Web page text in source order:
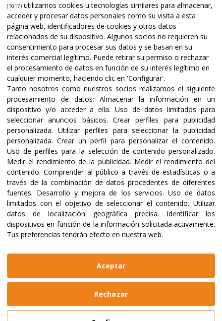
Certificaciones y acreditaciones
Manual de identidad
Web realizada porBikuma
(1017) utilizamos cookies u tecnologías similares para almacenar,
acceder y procesar datos personales como su visita a esta
página web, identificadores de cookies y otros datos
relacionados de su dispositivo. Algunos socios no requieren su
consentimiento para procesar sus datos y se basan en su
interés comercial legítimo. Puede retirar su permiso o rechazar
el procesamiento de datos en función de su interés legítimo en
cualquier momento, haciendo clic en 'Configurar'.
Tanto nosotros como nuestros socios realizamos el siguiente
procesamiento de datos: Almacenar la información en un
dispositivo y/o acceder a ella. Uso de datos limitados para
seleccionar anuncios básicos.Crear perfiles para publicidad
personalizada. Utilizar perfiles para seleccionar la publicidad
personalizada.Crear un perfil para personalizar el contenido.
Uso de perfiles para la selección de contenido personalizado.
Medir el rendimiento de la publicidad. Medir el rendimiento del
contenido.Comprender al público a través de estadísticas o a
través de la combinación de datos procedentes de diferentes
fuentes. Desarrollo y mejora de los servicios. Uso de datos
limitados con el objetivo de seleccionar el contenido. Utilizar
datos de localización geográfica precisa. Identificar los
dispositivos en función de la información solicitada activamente.
Tus preferencias tendrán efecto en nuestra web.
Rechazar
Aceptar
Aviso Legal